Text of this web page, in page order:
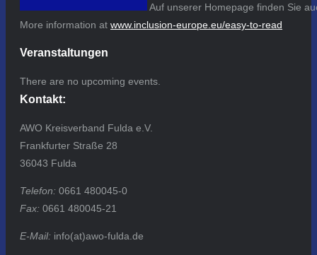
Auf unserer Homepage finden Sie
More information at www.inclusion-europe.eu/easy-to-read
Veranstaltungen
There are no upcoming events.
Kontakt:
AWO Kreisverband Fulda e.V.
Frankfurter Straße 28
36043 Fulda
Telefon: 0661 480045-0
Fax: 0661 480045-21
E-Mail: info(at)awo-fulda.de